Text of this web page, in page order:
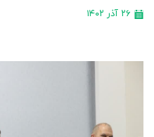
۲۶ آذر ۱۴۰۲